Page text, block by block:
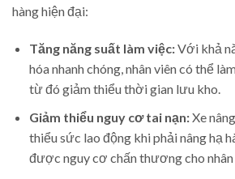
hàng hiện đại:
Tăng năng suất làm việc:Với khả
hóa nhanh chóng, nhân viên có thể
từ đó giảm thiểu thời gian lưu kho.
Giảm thiểu nguy cơ tai nạn:Xe
thiểu sức lao động khi phải nâng hạ
được nguy cơ chấn thương cho nhân